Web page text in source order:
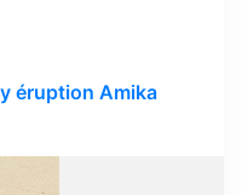
éruption Amika